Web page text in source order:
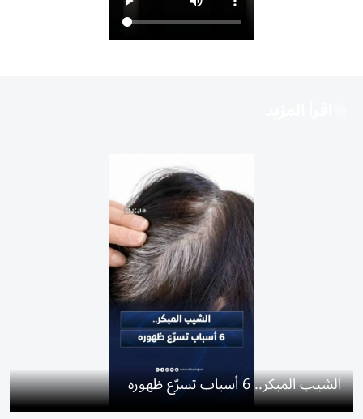
الشيب المبكر.. 6 أسباب تسرّع ظهوره